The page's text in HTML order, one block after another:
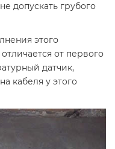
допускать грубого
этого
от первого
датчик,
кабеля у этого